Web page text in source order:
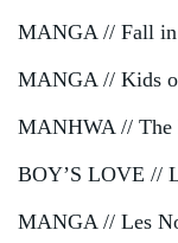
MANGA // Fall in
MANGA // Kids
MANHWA // The
BOY’S LOVE //
MANGA // Les